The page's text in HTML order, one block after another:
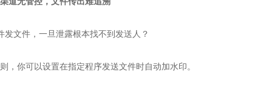
发文件，一旦泄露根本找不到发送人？
，你可以设置在指定程序发送文件时自动加水印。